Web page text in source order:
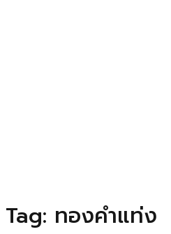
Tag: ทองคำแท่ง